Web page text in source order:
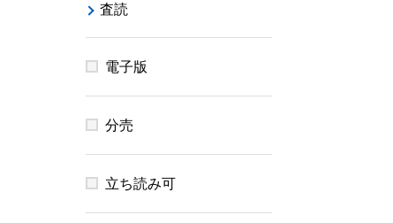
査読
電子版
分売
立ち読み可